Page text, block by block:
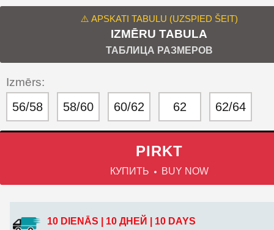
⚠️ APSKATI TABULU (UZSPIED ŠEIT)
IZMĒRU TABULA
ТАБЛИЦА РАЗМЕРОВ
Izmērs:
56/58 58/60 60/62 62 62/64
PIRKT
КУПИТЬ BUY NOW
10 DIENĀS | 10 ДНЕЙ | 10 DAYS